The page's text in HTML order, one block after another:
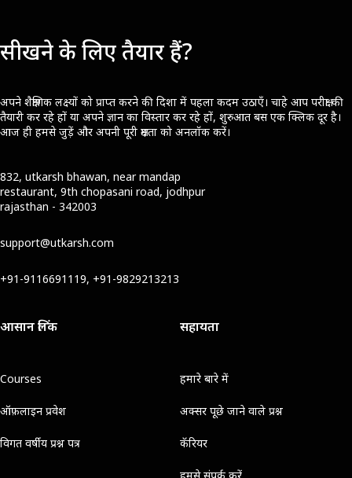
सीखने के लिए तैयार हैं?
अपने शैक्षणिक लक्ष्यों को प्राप्त करने की दिशा में पहला कदम उठाएँ। चाहे आप परीक्षा की
तैयारी कर रहे हों या अपने ज्ञान का विस्तार कर रहे हों, शुरुआत बस एक क्लिक दूर है।
आज ही हमसे जुड़ें और अपनी पूरी क्षमता को अनलॉक करें।
832, utkarsh bhawan, near mandap
restaurant, 9th chopasani road, jodhpur
rajasthan - 342003
support@utkarsh.com
+91-9116691119, +91-9829213213
आसान लिंक
Courses
ऑफ़लाइन प्रवेश
विगत वर्षीय प्रश्न पत्र
सहायता
हमारे बारे में
अक्सर पूछे जाने वाले प्रश्न
कॅरियर